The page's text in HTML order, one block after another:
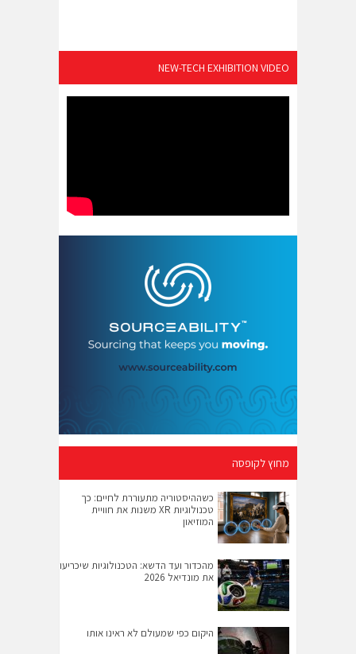
NEW-TECH EXHIBITION VIDEO
מחוץ לקופסה
כשההיסטוריה מתעוררת לחיים: כך
טכנולוגיות XR משנות את חוויית
המוזיאון
מהכדור ועד הדשא: הטכנולוגיות שיכריעו
את מונדיאל 2026
היקום כפי שמעולם לא ראינו אותו